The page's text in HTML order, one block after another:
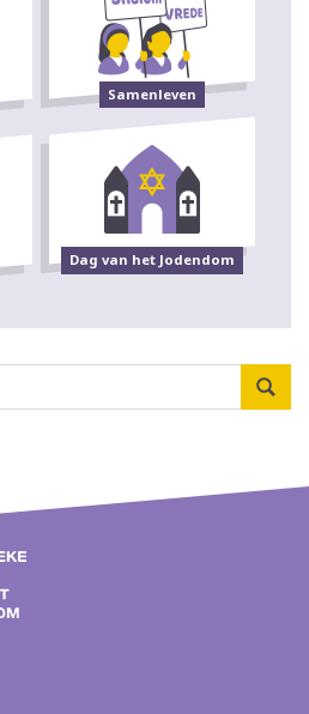
Samenleven
Dag van het Jodendom